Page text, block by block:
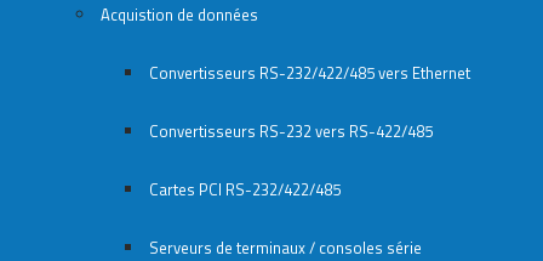
Acquistion de données
Convertisseurs RS-232/422/485 vers Ethernet
Convertisseurs RS-232 vers RS-422/485
Cartes PCI RS-232/422/485
Serveurs de terminaux / consoles série